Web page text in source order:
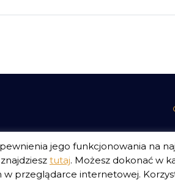
Prywatności Fundacji
jego funkcjonowania na
tutaj. Możesz dokonać w
przeglądarce internetowej.